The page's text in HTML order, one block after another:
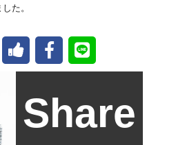
た。
Share